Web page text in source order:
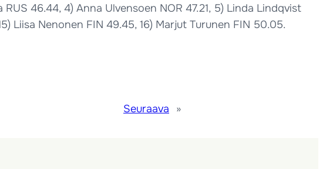
46.44, 4) Anna Ulvensoen NOR 47.21, 5) Linda Lindqvist
Liisa Nenonen FIN 49.45, 16) Marjut Turunen FIN 50.05.
Seuraava »